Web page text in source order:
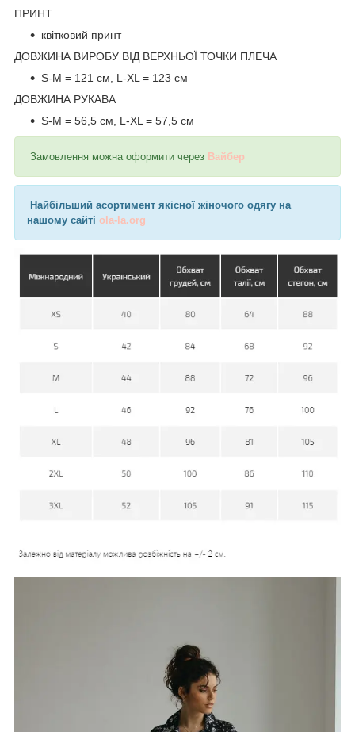
ПРИНТ
квітковий принт
ДОВЖИНА ВИРОБУ ВІД ВЕРХНЬОЇ ТОЧКИ ПЛЕЧА
S-M = 121 см, L-XL = 123 см
ДОВЖИНА РУКАВА
S-M = 56,5 см, L-XL = 57,5 см
Замовлення можна оформити через Вайбер
Найбільший асортимент якісної жіночого одягу на
нашому сайті ola-la.org